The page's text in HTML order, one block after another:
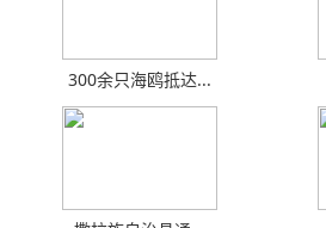
300余只海鸥抵达...